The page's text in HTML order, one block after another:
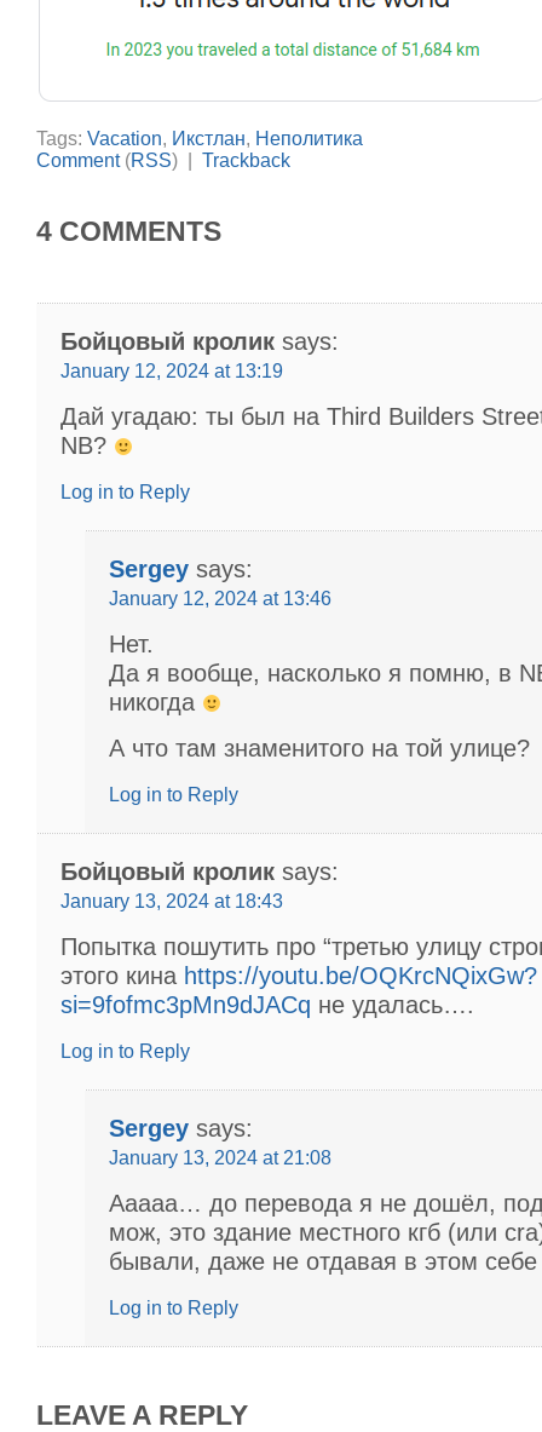
Tags: Vacation, Икстлан, Неполитика
Comment(RSS) | Trackback
4 COMMENTS
Бойцовый кролик says:
January 12, 2024 at 13:19
Дай угадаю: ты был на Third Builders
NB?
Log in to Reply
Sergey says:
January 12, 2024 at 13:46
Нет.
Да я вообще, насколько я помню, в
никогда
А что там знаменитого на той улице?
Log in to Reply
Бойцовый кролик says:
January 13, 2024 at 18:43
Попытка пошутить про “третью улицу
этого кина https://youtu.be/OQKrcNQixGw?
si=9fofmc3pMn9dJACq не удалась….
Log in to Reply
Sergey says:
January 13, 2024 at 21:08
Ааааа… до перевода я не дошёл,
мож, это здание местного кгб (или
бывали, даже не отдавая в этом
Log in to Reply
LEAVE A REPLY